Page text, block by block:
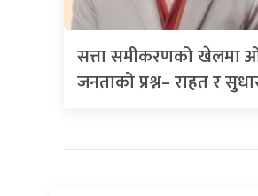
सत्ता समीकरणको खेलमा
जनताको प्रश्न– राहत र